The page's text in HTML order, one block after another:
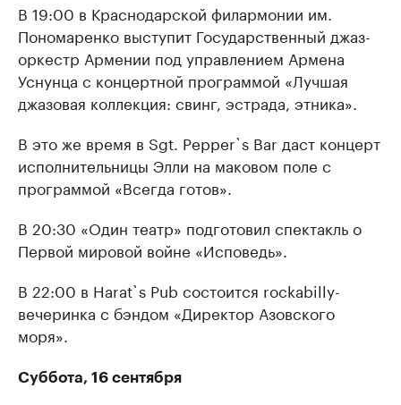
В 19:00 в Краснодарской филармонии им.
Пономаренко выступит Государственный джаз-
оркестр Армении под управлением Армена
Уснунца с концертной программой «Лучшая
джазовая коллекция: свинг, эстрада, этника».
В это же время в Sgt. Pepper`s Bar даст концерт
исполнительницы Элли на маковом поле с
программой «Всегда готов».
В 20:30 «Один театр» подготовил спектакль о
Первой мировой войне «Исповедь».
В 22:00 в Harat`s Pub состоится rockabilly-
вечеринка с бэндом «Директор Азовского
моря».
Суббота, 16 сентября